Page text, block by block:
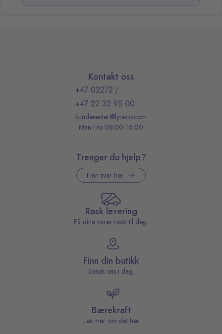
Kontakt oss
+47 02272 /
+47 22 32 95 00
kundesenter@lyreco.com
Man-Fre 08:00-16:00
Trenger du hjelp?
Finn svar her
Rask levering
Få dine varer raskt til deg.
Finn din butikk
Besøk oss i dag.
Bærekraft
Les mer om det her